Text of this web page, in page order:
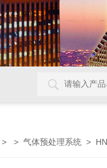
> > 气体预处理系统 >